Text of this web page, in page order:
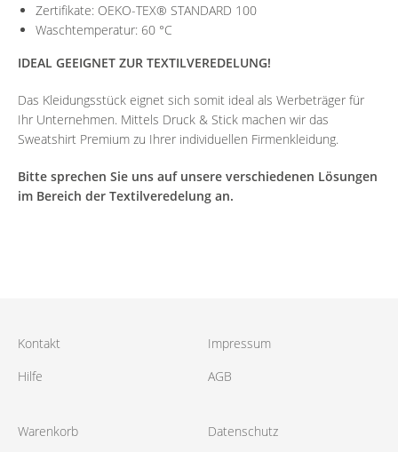
Zertifikate: OEKO-TEX® STANDARD 100
Waschtemperatur: 60 °C
IDEAL GEEIGNET ZUR TEXTILVEREDELUNG!
Das Kleidungsstück eignet sich somit ideal als Werbeträger für
Ihr Unternehmen. Mittels Druck & Stick machen wir das
Sweatshirt Premium zu Ihrer individuellen Firmenkleidung.
Bitte sprechen Sie uns auf unsere verschiedenen Lösungen
im Bereich der Textilveredelung an.
Kontakt
Hilfe
Impressum
AGB
Warenkorb Datenschutz